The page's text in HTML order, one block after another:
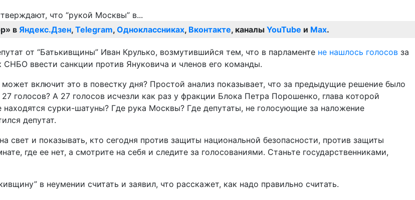
в Яндекс.Дзен, Telegram, Одноклассниках, Вконтакте, каналы YouTube и Max.
от “Батькивщины” Иван Крулько, возмутившийся тем, что в парламенте не нашлось голосов за
ввести санкции против Януковича и членов его команды.
включит это в повестку дня? Простой анализ показывает, что за предыдущие решение было
голосов? А 27 голосов исчезли как раз у фракции Блока Петра Порошенко, глава которой
сурки-шатуны? Где рука Москвы? Где депутаты, не голосующие за наложение
депутат.
свет и показывать, кто сегодня против защиты национальной безопасности, против защиты
где ее нет, а смотрите на себя и следите за голосованиями. Станьте государственниками,
в неумении считать и заявил, что расскажет, как надо правильно считать.